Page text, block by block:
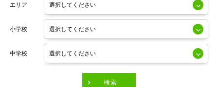
東京メトロ副都心線
東京メトロ有楽町線
エリア
小学校
中学校
検索